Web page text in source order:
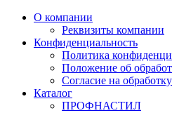
О компании
Реквизиты компании
Конфиденциальность
Политика
Положение об
Согласие на
Каталог
ПРОФНАСТИЛ